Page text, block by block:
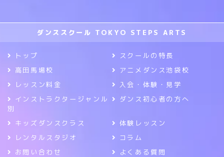
ダンススクール TOKYO STEPS ARTS
トップ
スクールの特長
高田馬場校
アニメダンス池袋校
レッスン料金
入会・体験・見学
インストラクタージャンル
別
ダンス初心者の方へ
キッズダンスクラス
体験レッスン
レンタルスタジオ
コラム
お問い合わせ
よくある質問